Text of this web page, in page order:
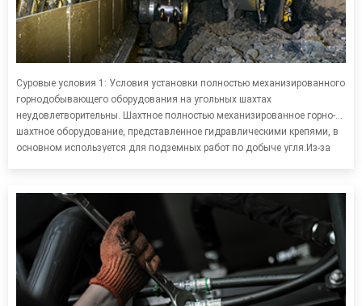
Суровые условия 1: Условия установки полностью механизированного
горнодобывающего оборудования на угольных шахтах
неудовлетворительны. Шахтное полностью механизированное горно-
шахтное оборудование, представленное гидравлическими крепями, в
основном используется для подземных работ по добыче угля.Из-за
шахтного оборудования крайне затруднены.